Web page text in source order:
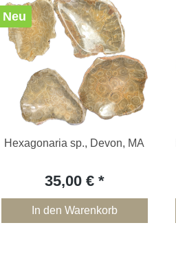
Neu
Hexagonaria sp., Devon, MA
35,00 €
In den Warenkorb